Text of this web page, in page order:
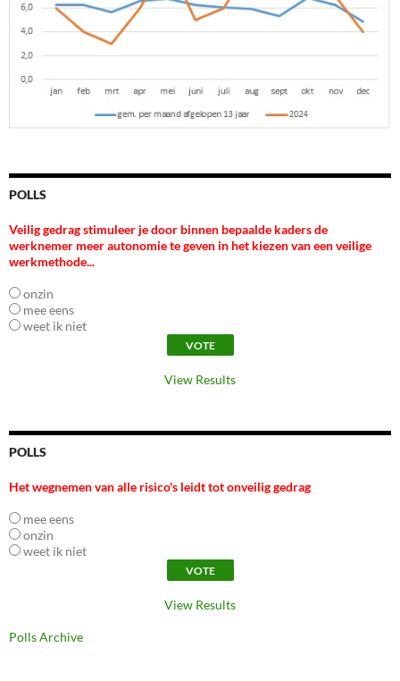
POLLS
Veilig gedrag stimuleer je door binnen bepaalde kaders de
werknemer meer autonomie te geven in het kiezen van een veilige
werkmethode...
onzin
mee eens
weet ik niet
View Results
POLLS
Het wegnemen van alle risico's leidt tot onveilig gedrag
mee eens
onzin
weet ik niet
View Results
Polls Archive